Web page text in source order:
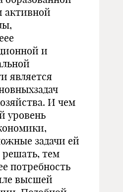
активной
и
является
И чем
уровень
задачи ей
тем
потребность
высшей